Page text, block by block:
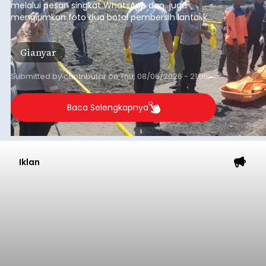
melalui pesan singkat WhatsApp dan juga
mengirimkan foto dua botol pembersih lantai ke
istrinya.
Gianyar
Submitted bycontributoronThu, 08/06/2026 - 21:06
Baca Selengkapnya
Iklan